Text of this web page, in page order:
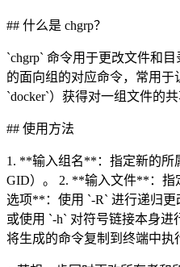
## 什么是 chgrp？
`chgrp` 命令用于更改文件和
的面向组的对应命令，常用于
`docker`）获得对一组文件的共
## 使用方法
1. **输入组名**：指定新的所
GID）。 2. **输入文件**：指
选项**：使用 `-R` 进行递归更
或使用 `-h` 对符号链接本身进
将生成的命令复制到终端中执